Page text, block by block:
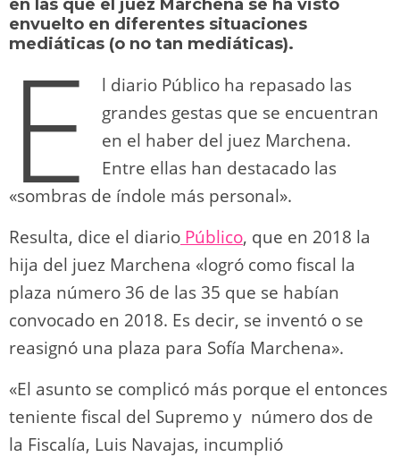
n
p o
k
k
en las que el juez Marchena se ha visto
envuelto en diferentes situaciones
mediáticas (o no tan mediáticas).
E
l diario Público ha repasado las
grandes gestas que se encuentran
en el haber del juez Marchena.
Entre ellas han destacado las
«sombras de índole más personal».
Resulta, dice el diario Público, que en 2018 la
hija del juez Marchena «logró como fiscal la
plaza número 36 de las 35 que se habían
convocado en 2018. Es decir, se inventó o se
reasignó una plaza para Sofía Marchena».
«El asunto se complicó más porque el entonces
teniente fiscal del Supremo y número dos de
la Fiscalía, Luis Navajas, incumplió